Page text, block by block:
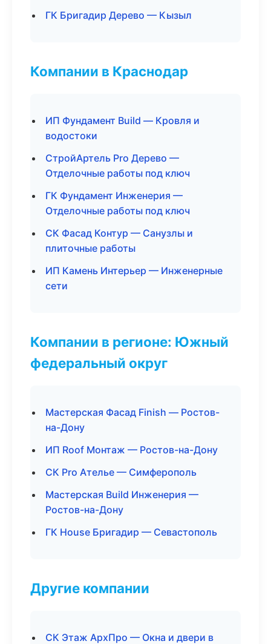
ГК Бригадир Дерево — Кызыл
Компании в Краснодар
ИП Фундамент Build — Кровля и
водостоки
СтройАртель Pro Дерево —
Отделочные работы под ключ
ГК Фундамент Инженерия —
Отделочные работы под ключ
СК Фасад Контур — Санузлы и
плиточные работы
ИП Камень Интерьер — Инженерные
сети
Компании в регионе: Южный
федеральный округ
Мастерская Фасад Finish — Ростов-
на-Дону
ИП Roof Монтаж — Ростов-на-Дону
СК Pro Ателье — Симферополь
Мастерская Build Инженерия —
Ростов-на-Дону
ГК House Бригадир — Севастополь
Другие компании
СК Этаж АрхПро — Окна и двери в